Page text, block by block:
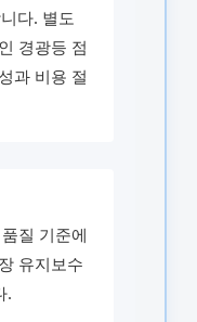
다. 별도
경광등 점
과 비용 절
질 기준에
유지보수
.